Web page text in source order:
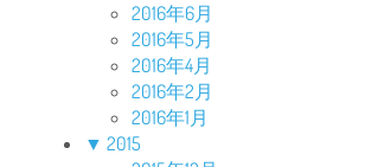
2016年6月
2016年5月
2016年4月
2016年2月
2016年1月
▼ 2015